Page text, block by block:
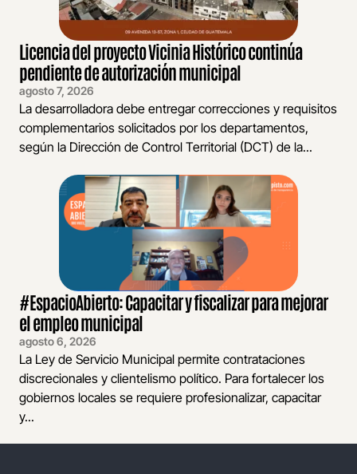
Licencia del proyecto Vicinia Histórico continúa
pendiente de autorización municipal
agosto 7, 2026
La desarrolladora debe entregar correcciones y requisitos
complementarios solicitados por los departamentos,
según la Dirección de Control Territorial (DCT) de la...
#EspacioAbierto: Capacitar y fiscalizar para mejorar
el empleo municipal
agosto 6, 2026
La Ley de Servicio Municipal permite contrataciones
discrecionales y clientelismo político. Para fortalecer los
gobiernos locales se requiere profesionalizar, capacitar
y...